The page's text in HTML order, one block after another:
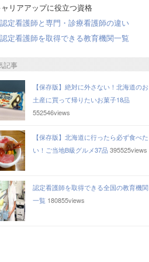
リアアップに役立つ資格
認定看護師と専門・診療看護師の違い
認定看護師を取得できる教育機関一覧
記事
【保存版】絶対に外さない！北海道のお
土産に買って帰りたいお菓子18品
552546views
【保存版】北海道に行ったら必ず食べた
い！ご当地B級グルメ37品395525views
認定看護師を取得できる全国の教育機関
一覧 180855views